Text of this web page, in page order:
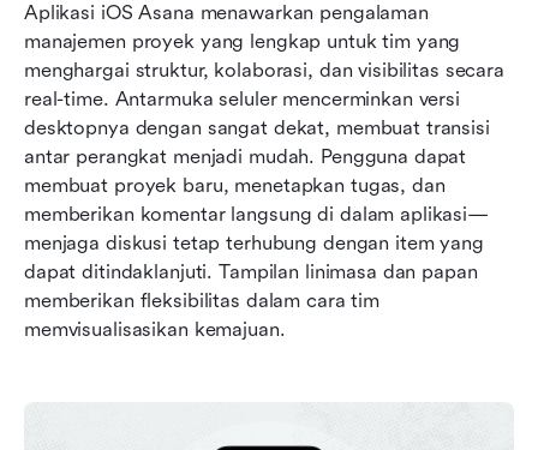
Aplikasi iOS Asana menawarkan pengalaman
manajemen proyek yang lengkap untuk tim yang
menghargai struktur, kolaborasi, dan visibilitas secara
real-time. Antarmuka seluler mencerminkan versi
desktopnya dengan sangat dekat, membuat transisi
antar perangkat menjadi mudah. Pengguna dapat
membuat proyek baru, menetapkan tugas, dan
memberikan komentar langsung di dalam aplikasi—
menjaga diskusi tetap terhubung dengan item yang
dapat ditindaklanjuti. Tampilan linimasa dan papan
memberikan fleksibilitas dalam cara tim
memvisualisasikan kemajuan.